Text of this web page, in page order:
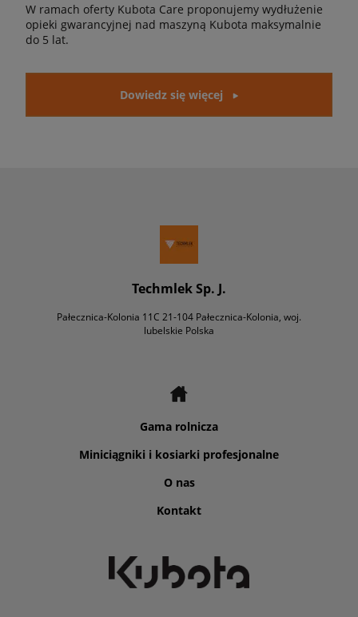
W ramach oferty Kubota Care proponujemy wydłużenie
opieki gwarancyjnej nad maszyną Kubota maksymalnie
do 5 lat.
Dowiedz się więcej
Techmlek Sp. J.
Pałecznica-Kolonia 11C 21-104 Pałecznica-Kolonia, woj.
lubelskie Polska
Gama rolnicza
Miniciągniki i kosiarki profesjonalne
O nas
Kontakt